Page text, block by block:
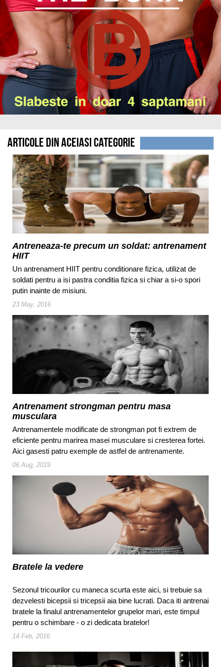
Articole din aceiasi categorie
Antreneaza-te precum un soldat: antrenament
HIIT
Un antrenament HIIT pentru conditionare fizica, utilizat de
soldati pentru a isi pastra conditia fizica si chiar a si-o spori
putin inainte de misiuni.
23 May, 2016
Antrenament strongman pentru masa
musculara
Antrenamentele modificate de strongman pot fi extrem de
eficiente pentru marirea masei musculare si cresterea fortei.
Aici gasesti patru exemple de astfel de antrenamente.
06 Aug, 2019
Bratele la vedere
Sezonul tricourilor cu maneca scurta este aici, si trebuie sa
dezvelesti bicepsii si tricepsii aia bine lucrati. Daca iti antrenai
bratele la finalul antrenamentelor grupelor mari, este timpul
pentru o schimbare - o zi dedicata bratelor!
14 Feb, 2016